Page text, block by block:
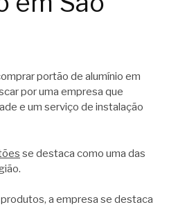
portão de alumínio em
por uma empresa que
e um serviço de instalação
se destaca como uma das
a empresa se destaca